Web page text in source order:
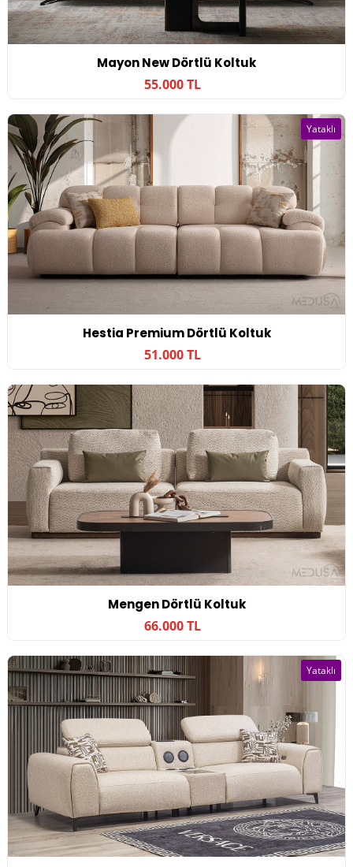
Mayon New Dörtlü Koltuk
55.000 TL
Hestia Premium Dörtlü Koltuk
51.000 TL
Yataklı
Mengen Dörtlü Koltuk
66.000 TL
Yataklı